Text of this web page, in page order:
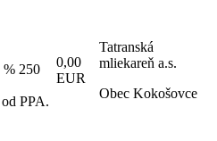
250
PPA.
0,00
EUR
Tatranská
mliekareň a.s.
Obec Kokošovce